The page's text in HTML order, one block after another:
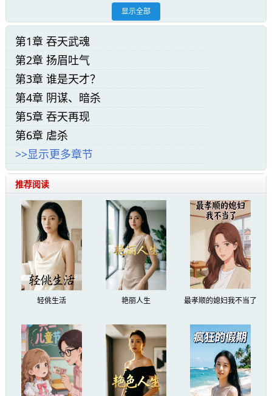
苦尽甘来。意念一动，黑幕自脑海飞出，如血盆
大口，直接将楚龙的苦尸吸入口中，炼化出一个
巴掌大的火蛇印记。
不败神帝小说精彩阅读:
霎时间，罗浩只觉得全身都被火焰的力量所
填充，骨骼在移位，肌肉在膨胀，剧烈的疼痛席
卷每一处经络，飞速修复着受伤的身体。
“居然能够吞噬他人武魂化为己用，莫非我觉
醒的便是传说中能够吞噬万物的吞天武魂？！”
罗浩惊喜万分，正闪过无数疑问，突然一股
极致的疼痛在脑海爆开，顿时眼前一黑，直接晕
了过去。
不知过了多久，罗雨霖焦急的呼唤声，不断
的在耳边萦绕徘徊。
显示全部
第1章 吞天武魂
第2章 扬眉吐气
第3章 谁是天才？
第4章 阴谋、暗杀
第5章 吞天再现
第6章 虐杀
>>显示更多章节
推荐阅读
轻佻生活 艳丽人生 最孝顺的媳妇我不当了